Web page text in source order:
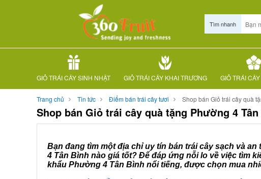
Tìm nhanh
GIỎ TRÁI CÂY SINH NHẬT GIỎ TRÁI CÂY KHAI TRƯƠNG GIỎ TRÁI
Trang chủ Tin tức Điểm bán trái cây tươi Shop bán Giỏ trái cây quà
Shop bán Giỏ trái cây quà tặng Phường 4
Bạn đang tìm một địa chỉ uy tín bán trái cây sạch và
4 Tân Bình nào giá tốt? Để đáp ứng nỗi lo về việc tìm
khẩu Phường 4 Tân Bình nổi tiếng, được chọn mua